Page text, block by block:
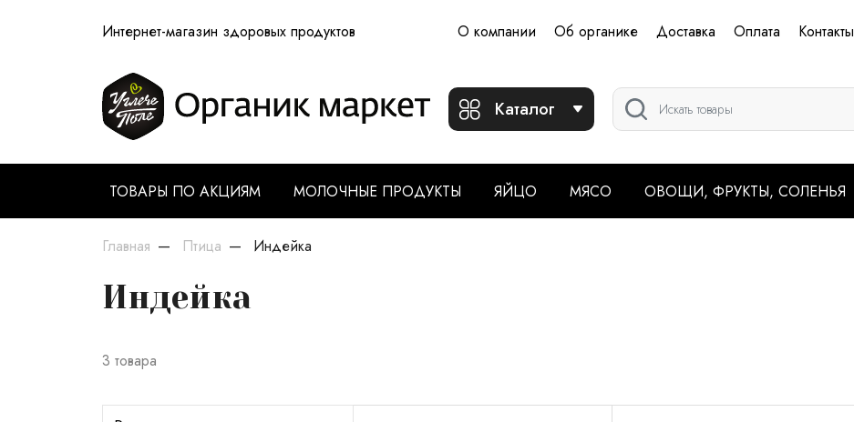
Интернет-магазин здоровых продуктов О компании Об органике Доставка Оплата Контакты
Каталог
ТОВАРЫ ПО АКЦИЯМ МОЛОЧНЫЕ ПРОДУКТЫ ЯЙЦО МЯСО ОВОЩИ, ФРУКТЫ, СОЛЕНЬЯ
Главная Птица Индейка
Индейка
3 товара